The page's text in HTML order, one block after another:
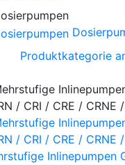
Produktkategorie
Inlinepumpen